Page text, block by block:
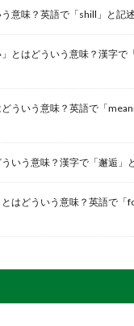
う意味？英語で「shill」と記
」とはどういう意味？漢字で
どういう意味？英語で「
ういう意味？漢字で「邂逅」
とはどういう意味？英語で「